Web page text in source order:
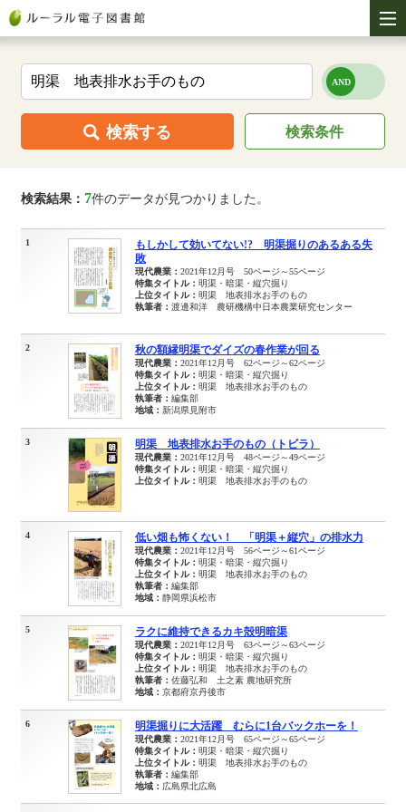
検索する 検索条件
検索結果： 7件のデータが見つかりました。
1
もしかして効いてない!? 明渠掘りのあるある失
敗
現代農業： 2021年12月号 50ページ～55ページ
特集タイトル： 明渠・暗渠・縦穴掘り
上位タイトル： 明渠 地表排水お手のもの
執筆者： 渡邊和洋 農研機構中日本農業研究センター
2 秋の額縁明渠でダイズの春作業が回る
現代農業： 2021年12月号 62ページ～62ページ
特集タイトル： 明渠・暗渠・縦穴掘り
上位タイトル： 明渠 地表排水お手のもの
執筆者： 編集部
地域： 新潟県見附市
3 明渠 地表排水お手のもの（トビラ）
現代農業： 2021年12月号 48ページ～49ページ
特集タイトル： 明渠・暗渠・縦穴掘り
上位タイトル： 明渠 地表排水お手のもの
4 低い畑も怖くない！ 「明渠＋縦穴」の排水力
現代農業： 2021年12月号 56ページ～61ページ
特集タイトル： 明渠・暗渠・縦穴掘り
上位タイトル： 明渠 地表排水お手のもの
執筆者： 編集部
地域： 静岡県浜松市
5 ラクに維持できるカキ殻明暗渠
現代農業： 2021年12月号 63ページ～63ページ
特集タイトル： 明渠・暗渠・縦穴掘り
上位タイトル： 明渠 地表排水お手のもの
執筆者： 佐藤弘和 土之素 農地研究所
地域： 京都府京丹後市
6 明渠掘りに大活躍 むらに1台バックホーを！
現代農業： 2021年12月号 65ページ～65ページ
特集タイトル： 明渠・暗渠・縦穴掘り
上位タイトル： 明渠 地表排水お手のもの
執筆者： 編集部
地域： 広島県北広島